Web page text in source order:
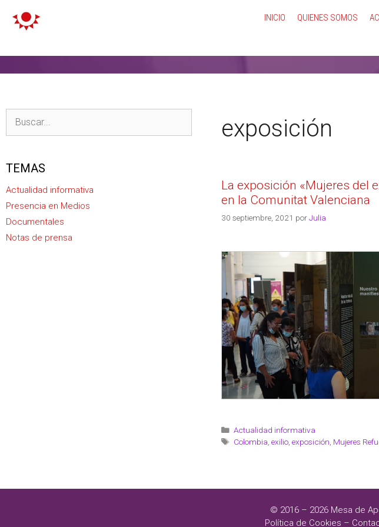
INICIO QUIENES SOMOS
exposición
La exposición «Mujeres del
en la Comunitat Valenciana
30 septiembre, 2021 porJulia
Actualidad informativa
Colombia,exilio,exposición, Mujeres
TEMAS
Actualidad informativa
Presencia en Medios
Documentales
Notas de prensa
© 2016 – 2026 Mesa de
Política de Cookies –